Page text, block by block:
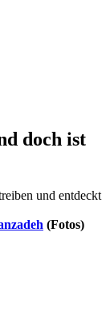
doch ist
und entdeckt
(Fotos)